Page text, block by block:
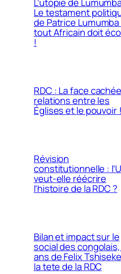
Le testament
de Patrice
tout Africain doit
!
RDC : La face
relations entre les
Églises et le pouvoir !
Révision
constitutionnelle :
veut-elle réécrire
l’histoire de la RDC ?
Bilan et impact sur le
social des
ans de Felix
la tete de la RDC